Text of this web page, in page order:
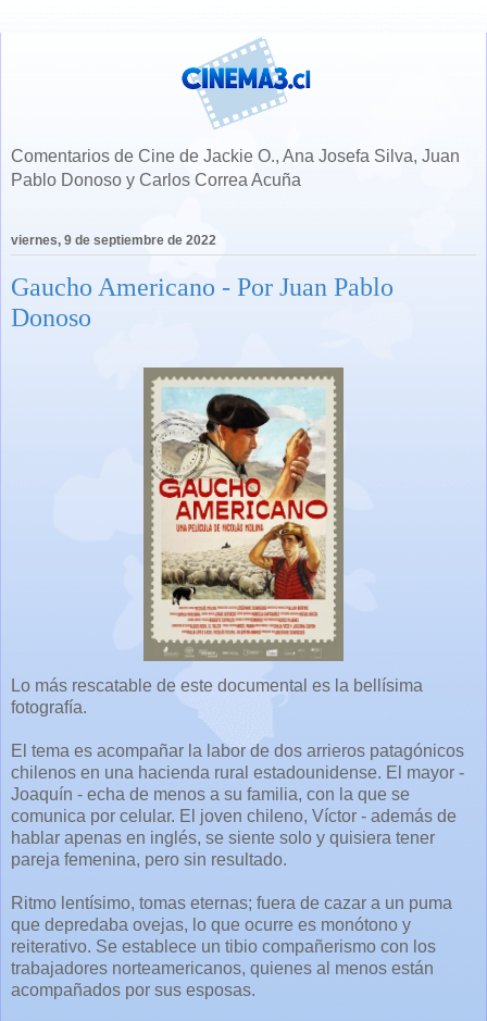
Comentarios de Cine de Jackie O., Ana Josefa Silva, Juan
Pablo Donoso y Carlos Correa Acuña
viernes, 9 de septiembre de 2022
Gaucho Americano - Por Juan Pablo
Donoso
Lo más rescatable de este documental es la bellísima
fotografía.
El tema es acompañar la labor de dos arrieros patagónicos
chilenos en una hacienda rural estadounidense. El mayor -
Joaquín - echa de menos a su familia, con la que se
comunica por celular. El joven chileno, Víctor - además de
hablar apenas en inglés, se siente solo y quisiera tener
pareja femenina, pero sin resultado.
Ritmo lentísimo, tomas eternas; fuera de cazar a un puma
que depredaba ovejas, lo que ocurre es monótono y
reiterativo. Se establece un tibio compañerismo con los
trabajadores norteamericanos, quienes al menos están
acompañados por sus esposas.